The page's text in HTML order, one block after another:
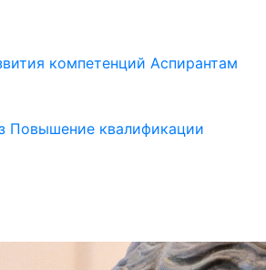
компетенций Аспирантам
Повышение квалификации